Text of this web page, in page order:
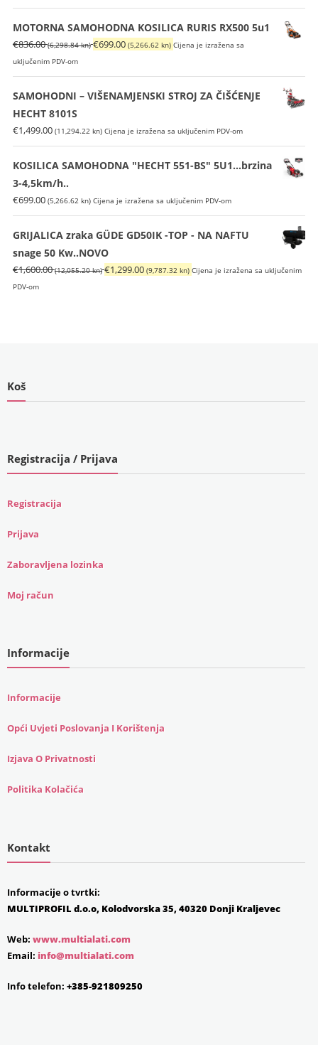
bila
je:
€399.00
kn).
je:
€369.00
(2,780.23
MOTORNA SAMOHODNA KOSILICA RURIS RX500 5u1
€836.00 (6,298.84 kn)Izvorna
bila
je:
€699.00 (5,266.62 kn) Trenutna
je:
€699.00
Cijena je izražena sa
uključenim PDV-om
SAMOHODNI – VIŠENAMJENSKI STROJ ZA ČIŠĆENJE
HECHT 8101S
€1,499.00 (11,294.22 kn) Cijena je izražena sa uključenim PDV-om
KOSILICA SAMOHODNA "HECHT 551-BS" 5U1...brzina
3-4,5km/h..
€699.00 (5,266.62 kn) Cijena je izražena sa uključenim PDV-om
GRIJALICA zraka GÜDE GD50IK -TOP - NA NAFTU
snage 50 Kw..NOVO
€1,600.00 (12,055.20 kn)Izvorna
€1,299.00 (9,787.32 kn) Trenutna
Cijena je izražena sa uključenim
PDV-om
Koš
Registracija / Prijava
Registracija
Prijava
Zaboravljena lozinka
Moj račun
Informacije
Informacije
Opći Uvjeti Poslovanja I Korištenja
Izjava O Privatnosti
Politika Kolačića
Kontakt
Informacije o tvrtki:
MULTIPROFIL d.o.o, Kolodvorska 35, 40320 Donji Kraljevec
Web: www.multialati.com
Email: info@multialati.com
Info telefon: +385-921809250